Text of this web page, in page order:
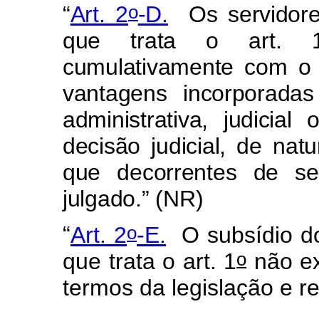
“Art. 2o-D.
Os
que trata o art.
cumulativamente com
vantagens
administrativa, judicial
decisão judicial, de
que decorrentes de
julgado.” (NR)
“Art. 2o-E.
O subsídio
que trata o art. 1onão
termos da legislação e